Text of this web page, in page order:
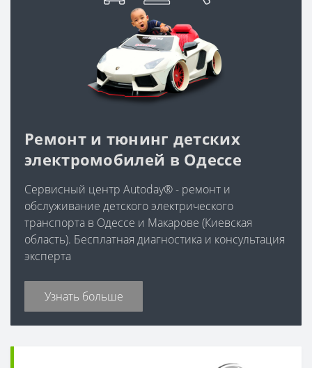
Ремонт и тюнинг детских
электромобилей в Одессе
Сервисный центр Autoday® - ремонт и
обслуживание детского электрического
транспорта в Одессе и Макарове (Киевская
область). Бесплатная диагностика и консультация
эксперта
Узнать больше